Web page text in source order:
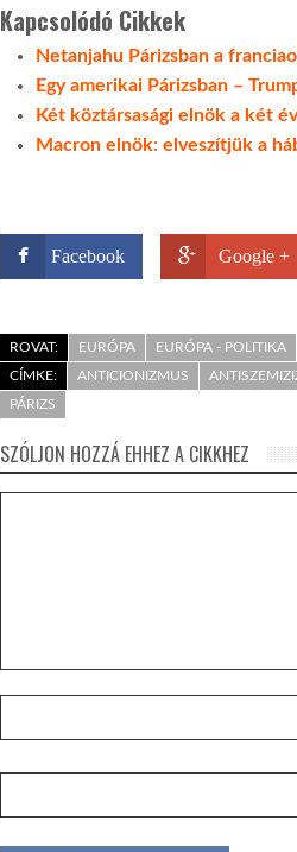
Kapcsolódó Cikkek
Netanjahu Párizsban a
Egy amerikai Párizsban –
Két köztársasági elnök a két
Macron elnök: elveszítjük a
Facebook Google +
ROVAT: EURÓPA
EURÓPA - POLITIKA
CÍMKE:
ANTICIONIZMUS
PÁRIZS
SZÓLJON HOZZÁ EHHEZ A CIKKHEZ